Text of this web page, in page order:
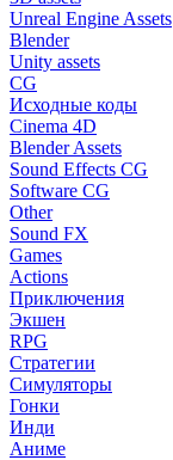
Unreal Engine Assets
Blender
Unity assets
CG
Исходные коды
Cinema 4D
Blender Assets
Sound Effects CG
Software CG
Other
Sound FX
Games
Actions
Приключения
Экшен
RPG
Стратегии
Симуляторы
Гонки
Инди
Аниме